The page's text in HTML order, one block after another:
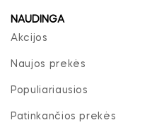
NAUDINGA
Akcijos
Naujos prekės
Populiariausios
Patinkančios prekės